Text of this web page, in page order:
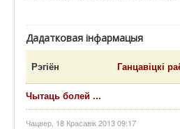
Дадатковая інфармацыя
Рэгіён Ганцавіцкі
Чытаць болей ...
Чацвер, 18 Красавік 2013 09:17